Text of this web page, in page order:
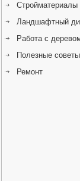
Стройматериалы
Ландшафтный
Работа с
Полезные советы
Ремонт